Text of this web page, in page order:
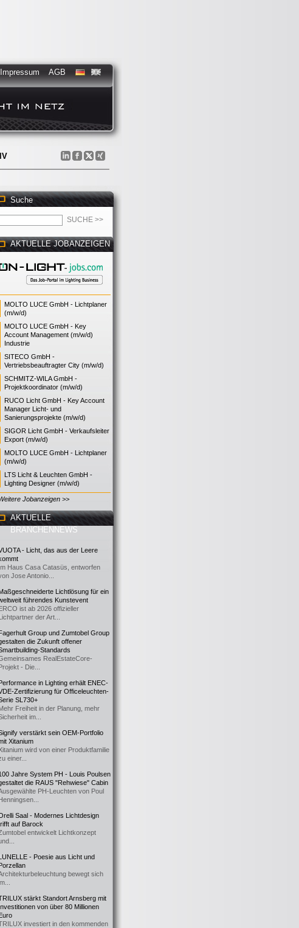
Impressum AGB
Suche
AKTUELLE JOBANZEIGEN
MOLTO LUCE GmbH - Lichtplaner
(m/w/d)
MOLTO LUCE GmbH - Key
Account Management (m/w/d)
Industrie
SITECO GmbH -
Vertriebsbeauftragter City (m/w/d)
SCHMITZ-WILA GmbH -
Projektkoordinator (m/w/d)
RUCO Licht GmbH - Key Account
Manager Licht- und
Sanierungsprojekte (m/w/d)
SIGOR Licht GmbH - Verkaufsleiter
Export (m/w/d)
MOLTO LUCE GmbH - Lichtplaner
(m/w/d)
LTS Licht & Leuchten GmbH -
Lighting Designer (m/w/d)
Jobanzeigen >>
AKTUELLE
BRANCHENNEWS
- Licht, das aus der Leere
Haus Casa Catasüs, entworfen
Jose Antonio...
Lichtlösung für ein
führendes Kunstevent
ist ab 2026 offizieller
der Art...
Group und Zumtobel Group
die Zukunft offener
Standards
RealEstateCore-
- Die...
in Lighting erhält ENEC-
Zertifizierung für Officeleuchten-
SL730+
Freiheit in der Planung, mehr
im...
verstärkt sein OEM-Portfolio
Xitanium
wird von einer Produktfamilie
einer...
Jahre System PH - Louis Poulsen
die RAUS "Rehwiese" Cabin
PH-Leuchten von Poul
Saal - Modernes Lichtdesign
auf Barock
entwickelt Lichtkonzept
- Poesie aus Licht und
bewegt sich
stärkt Standort Arnsberg mit
von über 80 Millionen
investiert in den kommenden